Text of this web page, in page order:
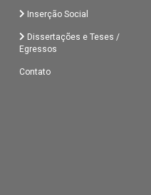
Inserção Social
Dissertações e Teses /
Egressos
Contato